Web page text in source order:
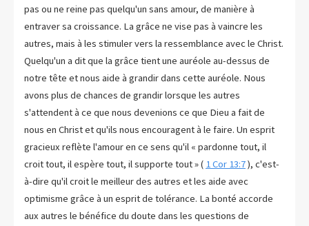
pas ou ne reine pas quelqu'un sans amour, de manière à
entraver sa croissance. La grâce ne vise pas à vaincre les
autres, mais à les stimuler vers la ressemblance avec le Christ.
Quelqu'un a dit que la grâce tient une auréole au-dessus de
notre tête et nous aide à grandir dans cette auréole. Nous
avons plus de chances de grandir lorsque les autres
s'attendent à ce que nous devenions ce que Dieu a fait de
nous en Christ et qu'ils nous encouragent à le faire. Un esprit
gracieux reflète l'amour en ce sens qu'il « pardonne tout, il
croit tout, il espère tout, il supporte tout » ( 1 Cor 13:7), c'est-
à-dire qu'il croit le meilleur des autres et les aide avec
optimisme grâce à un esprit de tolérance. La bonté accorde
aux autres le bénéfice du doute dans les questions de